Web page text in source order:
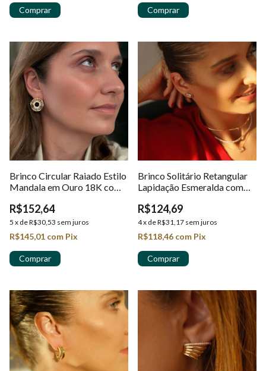
Brinco Circular Raiado Estilo
Mandala em Ouro 18K com
R$152,64
5 x deR$30,53 sem juros
R$145,01 com Pix
Brinco Solitário Retangular
Lapidação Esmeralda com
R$124,69
4x deR$31,17 sem juros
R$118,46 com Pix